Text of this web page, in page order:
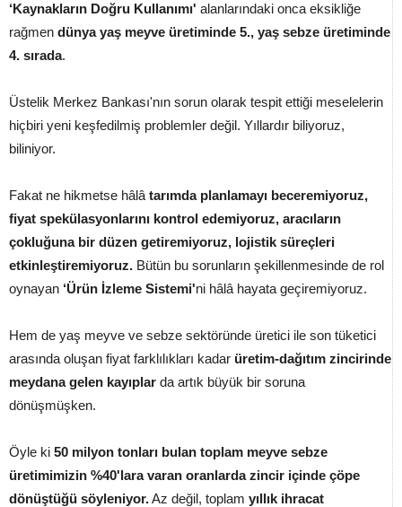
‘Kaynakların Doğru Kullanımı' alanlarındaki onca eksikliğe
rağmen dünya yaş meyve üretiminde 5., yaş sebze üretiminde
4. sırada.
Üstelik Merkez Bankası'nın sorun olarak tespit ettiği meselelerin
hiçbiri yeni keşfedilmiş problemler değil. Yıllardır biliyoruz,
biliniyor.
Fakat ne hikmetse hâlâ tarımda planlamayı beceremiyoruz,
fiyat spekülasyonlarını kontrol edemiyoruz, aracıların
çokluğuna bir düzen getiremiyoruz, lojistik süreçleri
etkinleştiremiyoruz. Bütün bu sorunların şekillenmesinde de rol
oynayan ‘Ürün İzleme Sistemi'ni hâlâ hayata geçiremiyoruz.
Hem de yaş meyve ve sebze sektöründe üretici ile son tüketici
arasında oluşan fiyat farklılıkları kadar üretim-dağıtım zincirinde
meydana gelen kayıplar da artık büyük bir soruna
dönüşmüşken.
Öyle ki 50 milyon tonları bulan toplam meyve sebze
üretimimizin %40'lara varan oranlarda zincir içinde çöpe
dönüştüğü söyleniyor.Az değil, toplam yıllık ihracat